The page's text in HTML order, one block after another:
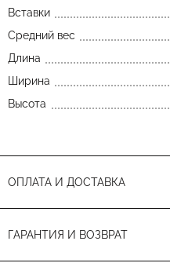
Вставки
Средний вес
Длина
Ширина
Высота
ОПЛАТА И ДОСТАВКА
ГАРАНТИЯ И ВОЗВРАТ